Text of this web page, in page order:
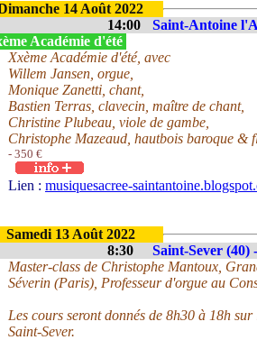
14 Août 2022
14:00
Saint-Antoine
Académie d'été
Xxème Académie d'été, avec
Willem Jansen, orgue,
Monique Zanetti, chant,
Bastien Terras, clavecin, maître de chant,
Christine Plubeau, viole de gambe,
Christophe Mazeaud, hautbois baroque &
- 350 €
Lien : musiquesacree-
Samedi 13 Août 2022
8:30
Saint-Sever (40) -
Master-class de Christophe Mantoux,
Séverin (Paris), Professeur d'orgue au
Les cours seront donnés de 8h30 à 18h
Saint-Sever.